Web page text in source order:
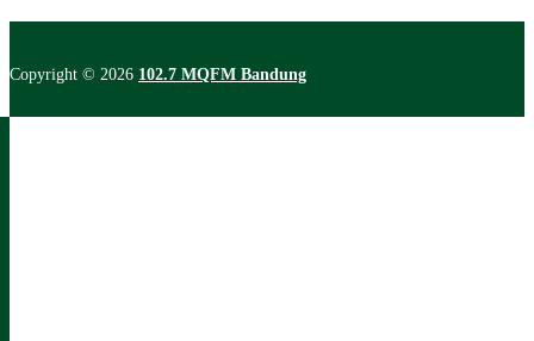
Copyright © 2026 102.7 MQFM Bandung